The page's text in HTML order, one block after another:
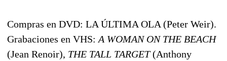
Compras en DVD: LA ÚLTIMA OLA (Peter Weir).
Grabaciones en VHS: A WOMAN ON THE BEACH
(Jean Renoir), THE TALL TARGET(Anthony